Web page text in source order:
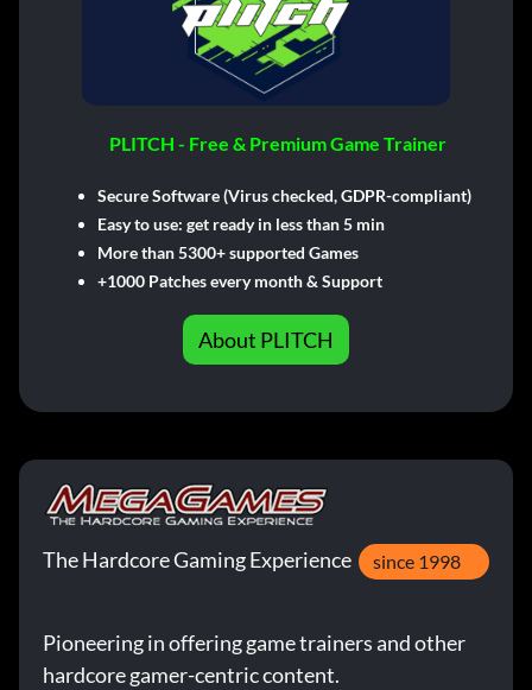
PLITCH - Free & Premium Game Trainer
Secure Software (Virus checked, GDPR-compliant)
Easy to use: get ready in less than 5 min
More than 5300+ supported Games
+1000 Patches every month & Support
About PLITCH
The Hardcore Gaming Experience since 1998
Pioneering in offering game trainers and other
hardcore gamer-centric content.